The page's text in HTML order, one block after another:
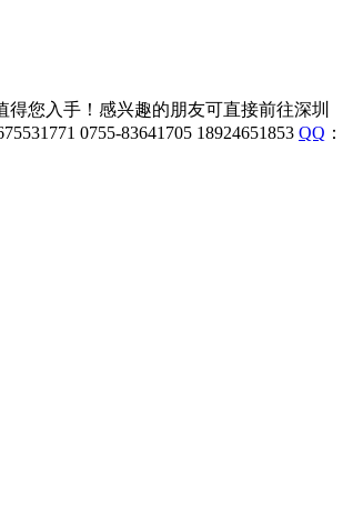
得您入手！感兴趣的朋友可直接前往深圳
0755-83641705 18924651853 QQ ：